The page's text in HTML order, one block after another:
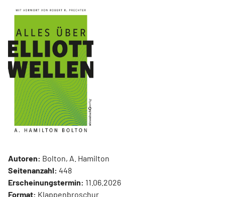
Autoren: Bolton, A. Hamilton
Seitenanzahl: 448
Erscheinungstermin: 11.06.2026
Format: Klappenbroschur